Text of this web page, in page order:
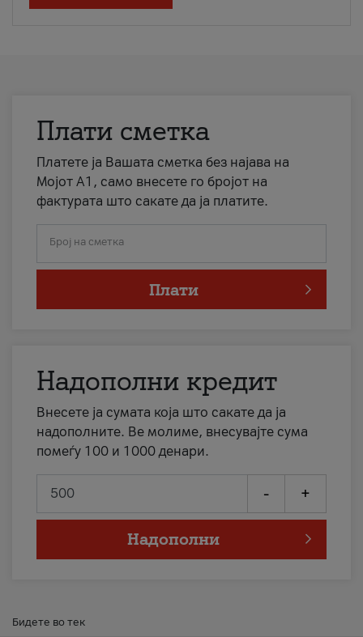
Плати сметка
Платете ја Вашата сметка без најава на
Мојот А1, само внесете го бројот на
фактурата што сакате да ја платите.
Број на сметка
Плати
Надополни кредит
Внесете ја сумата која што сакате да ја
надополните. Ве молиме, внесувајте сума
помеѓу 100 и 1000 денари.
- +
Надополни
Бидете во тек